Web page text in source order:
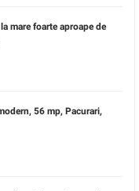
mare foarte aproape de
56 mp, Pacurari,